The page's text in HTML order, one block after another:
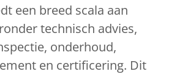
een breed scala aan
technisch advies,
onderhoud,
en certificering. Dit